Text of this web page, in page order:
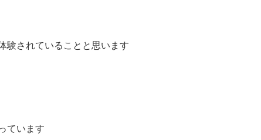
験されていることと思います
ています